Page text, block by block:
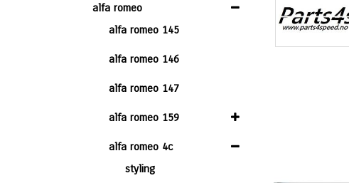
alfa romeo
alfa romeo 145
alfa romeo 146
alfa romeo 147
alfa romeo 159
alfa romeo 4c
styling